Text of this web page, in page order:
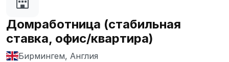
Домработница (стабильная
ставка, офис/квартира)
Бирмингем, Англия